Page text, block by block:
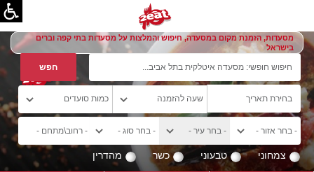
מסעדות, הזמנת מקום במסעדה, חיפוש והמלצות על מסעדות בתי קפה וברים
בישראל
צמחוני טבעוני כשר מהדרין